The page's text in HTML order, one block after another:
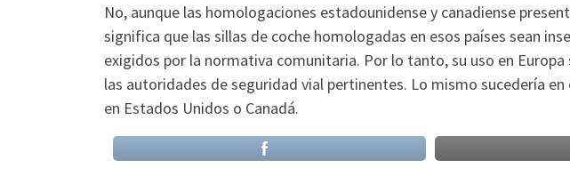
No, aunque las homologaciones estadounidense y canadiense
significa que las sillas de coche homologadas en esos países sean
exigidos por la normativa comunitaria. Por lo tanto, su uso en
las autoridades de seguridad vial pertinentes. Lo mismo sucedería
en Estados Unidos o Canadá.